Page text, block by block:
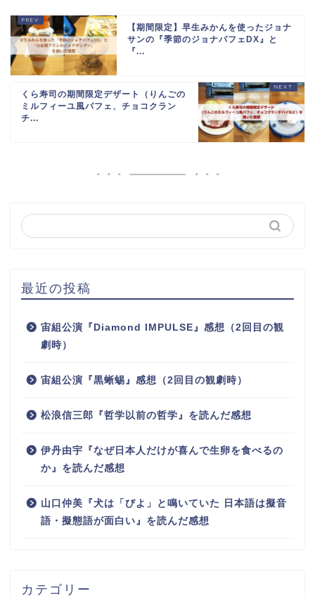
【期間限定】早生みかんを使ったジョナ
サンの『季節のジョナパフェDX』と
『...
くら寿司の期間限定デザート（りんごの
ミルフィーユ風パフェ、チョコクラン
チ...
最近の投稿
宙組公演『Diamond IMPULSE』感想（2回目の観
劇時）
宙組公演『黒蜥蜴』感想（2回目の観劇時）
松浪信三郎『哲学以前の哲学』を読んだ感想
伊丹由宇『なぜ日本人だけが喜んで生卵を食べるの
か』を読んだ感想
山口仲美『犬は「びよ」と鳴いていた 日本語は擬音
語・擬態語が面白い』を読んだ感想
カテゴリー